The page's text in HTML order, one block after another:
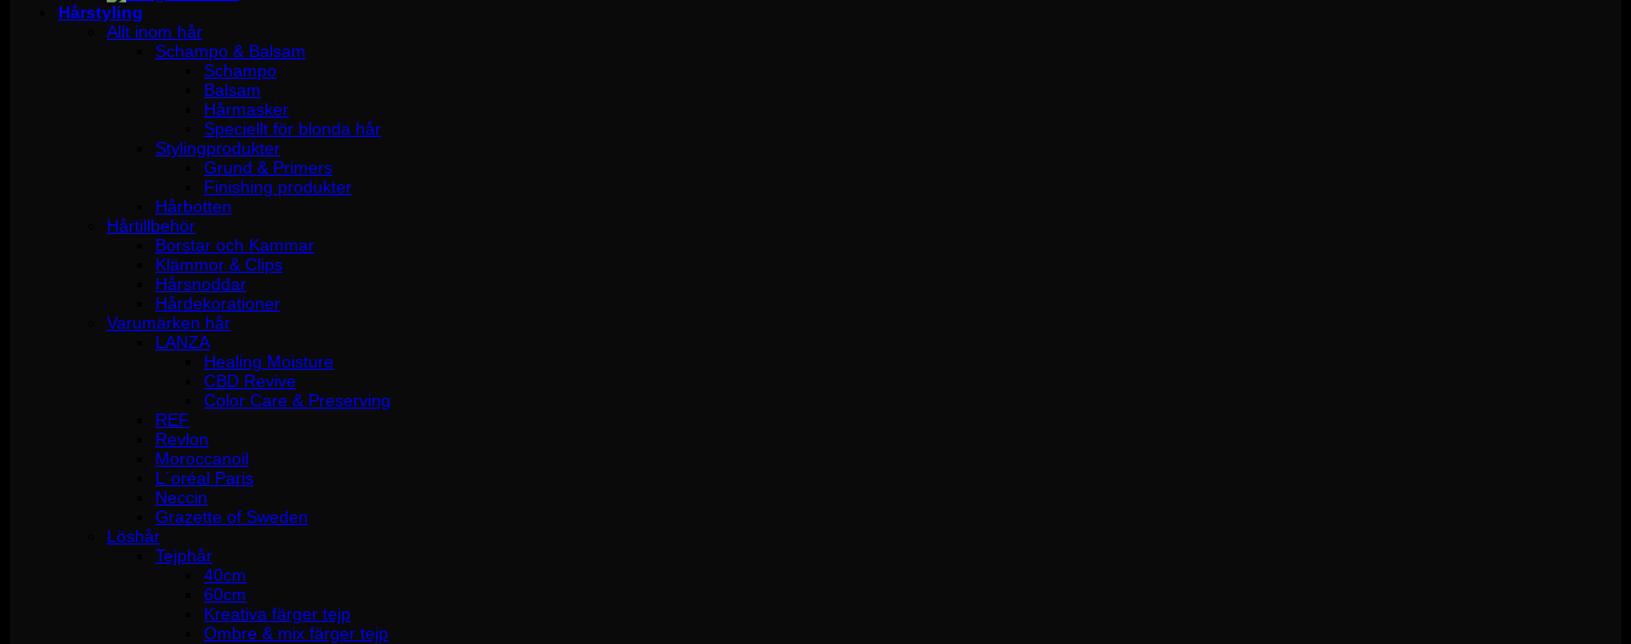
Hårstyling
Allt inom hår
Schampo & Balsam
Schampo
Balsam
Hårmasker
Speciellt för blonda hår
Stylingprodukter
Grund & Primers
Finishing produkter
Hårbotten
Hårtillbehör
Borstar och Kammar
Klämmor & Clips
Hårsnoddar
Hårdekorationer
Varumärken hår
LANZA
Healing Moisture
CBD Revive
Color Care & Preserving
REF
Revlon
Moroccanoil
L´oréal Paris
Neccin
Grazette of Sweden
Löshår
Tejphår
40cm
60cm
Kreativa färger tejp
Ombre & mix färger tejp